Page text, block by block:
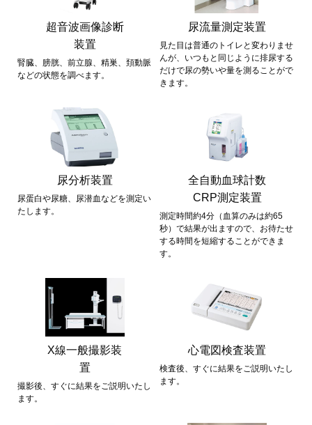
超音波画像診断
装置
腎臓、膀胱、前立腺、精巣、頚動脈
などの状態を調べます。
尿流量測定装置
見た目は普通のトイレと変わりませ
んが、いつもと同じように排尿する
だけで尿の勢いや量を測ることがで
きます。
尿分析装置
尿蛋白や尿糖、尿潜血などを測定い
たします。
全自動血球計数
CRP測定装置
測定時間約4分（血算のみは約65
秒）で結果が出ますので、お待たせ
する時間を短縮することができま
す。
X線一般撮影装
置
撮影後、すぐに結果をご説明いたし
ます。
心電図検査装置
検査後、すぐに結果をご説明いたし
ます。